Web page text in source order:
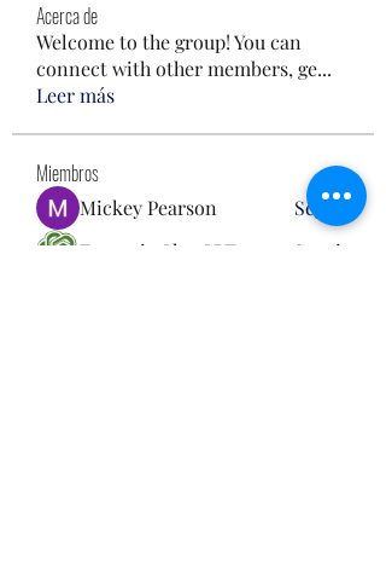
Acerca de
Welcome to the group! You can
connect with other members, ge...
Leer más
Miembros
Mickey Pearson
Seguir
Francais ChatGPT
Seguir